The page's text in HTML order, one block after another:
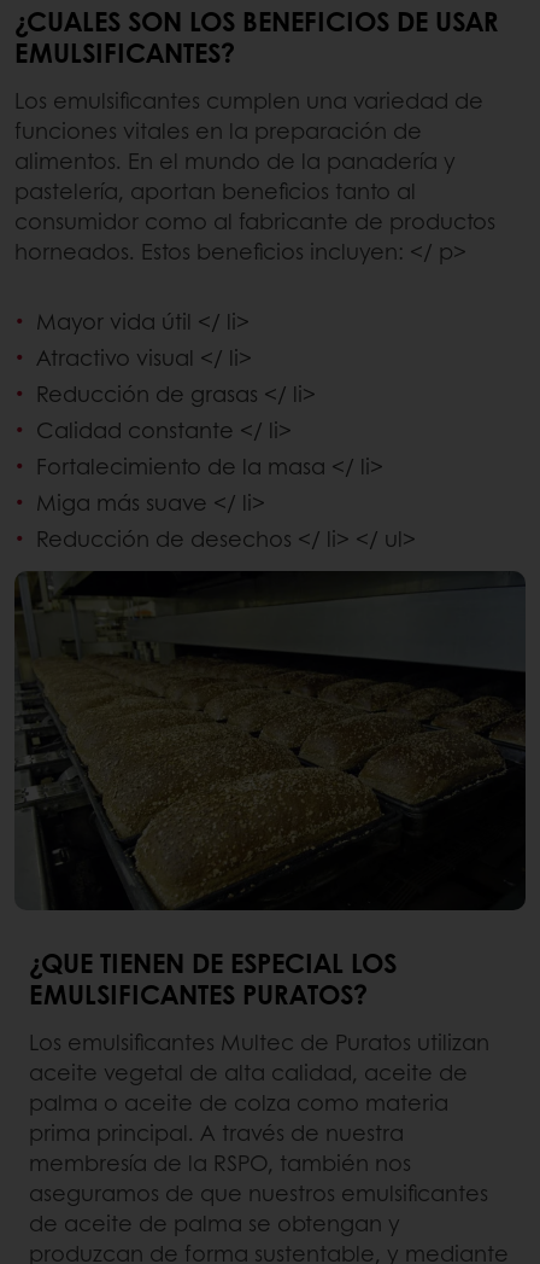
¿CUALES SON LOS BENEFICIOS DE USAR
EMULSIFICANTES?
Los emulsificantes cumplen una variedad de
funciones vitales en la preparación de
alimentos. En el mundo de la panadería y
pastelería, aportan beneficios tanto al
consumidor como al fabricante de productos
horneados. Estos beneficios incluyen: </ p>
Mayor vida útil </ li>
Atractivo visual </ li>
Reducción de grasas </ li>
Calidad constante </ li>
Fortalecimiento de la masa </ li>
Miga más suave </ li>
Reducción de desechos </ li> </ ul>
¿QUE TIENEN DE ESPECIAL LOS
EMULSIFICANTES PURATOS?
Los emulsificantes Multec de Puratos utilizan
aceite vegetal de alta calidad, aceite de
palma o aceite de colza como materia
prima principal. A través de nuestra
membresía de la RSPO, también nos
aseguramos de que nuestros emulsificantes
de aceite de palma se obtengan y
produzcan de forma sustentable, y mediante